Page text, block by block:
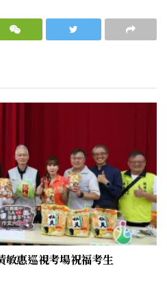
惠巡視考場祝福考生